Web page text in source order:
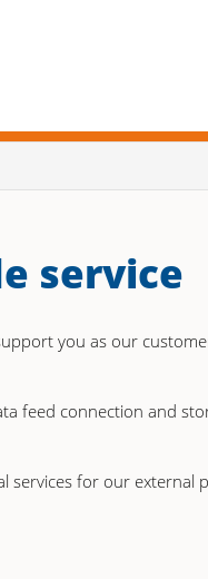
service
you as our
feed connection and
services for our external